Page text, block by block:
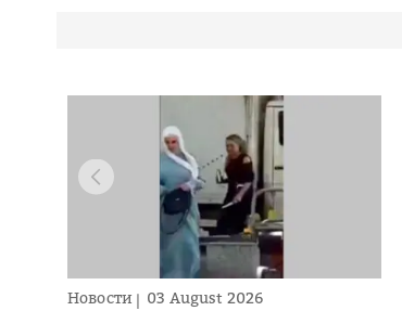
Новости 03 August 2026